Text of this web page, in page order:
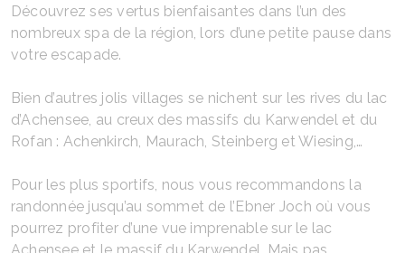
Découvrez ses vertus bienfaisantes dans l’un des
nombreux spa de la région, lors d’une petite pause dans
votre escapade.
Bien d’autres jolis villages se nichent sur les rives du lac
d’Achensee, au creux des massifs du Karwendel et du
Rofan : Achenkirch, Maurach, Steinberg et Wiesing,…
Pour les plus sportifs, nous vous recommandons la
randonnée jusqu’au sommet de l’Ebner Joch où vous
pourrez profiter d’une vue imprenable sur le lac